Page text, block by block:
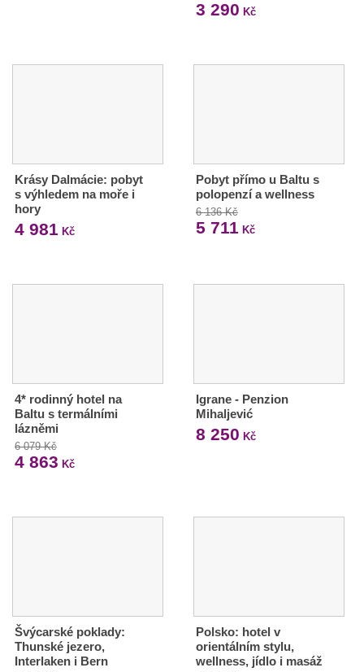
3 290 Kč
Krásy Dalmácie: pobyt
s výhledem na moře i
hory
4 981 Kč
Pobyt přímo u Baltu s
polopenzí a wellness
6 136 Kč
5 711 Kč
4* rodinný hotel na
Baltu s termálními
lázněmi
6 079 Kč
4 863 Kč
Igrane - Penzion
Mihaljević
8 250 Kč
Švýcarské poklady:
Thunské jezero,
Interlaken i Bern
Polsko: hotel v
orientálním stylu,
wellness, jídlo i masáž